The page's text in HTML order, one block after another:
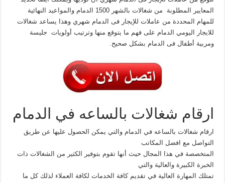
المعايير المطلوبة من شغالات بالشهر 1500 الدمام والمواعيد النهائية
للمهام المحددة من عاملات للإيجار فى الدمام شهري وهذا يساعد شغالات
للايجار اليومي الدمام على فهم ما يتوقع منها وترتيب أولويات جليسة
ومربية أطفال فى الدمام بشكل صحيح.
ارقام شغالات بالساعه في الدمام
ارقام شغالات بالساعه في الدمام والتي يمكن الحصول عليها عن طريق
التواصل مع افضل المكاتب
المتخصصة في هذا المجال حيث أنها تقوم بتوفير الكثير من الشغالات ذات
الخبرة الكبيرة والعالية والتي
تمتلك المهارة العالية في تقديم كافة الخدمات لكافة العملاء لذلك كل ما